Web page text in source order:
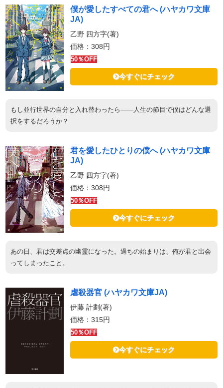
僕が愛したすべての君へ (ハヤカワ文庫
JA)
乙野 四方字(著)
価格：308円
50％OFF
今すぐにチェック
もし並行世界の自分と入れ替わったら――人生の節目で僕はどんな選
択をするだろうか？
君を愛したひとりの僕へ (ハヤカワ文庫
JA)
乙野 四方字(著)
価格：308円
50％OFF
今すぐにチェック
あの日、君は交差点の幽霊になった。過ちの始まりは、俺が君と出会
ってしまったこと。
虐殺器官 (ハヤカワ文庫JA)
伊藤 計劃(著)
価格：315円
50％OFF
今すぐにチェック